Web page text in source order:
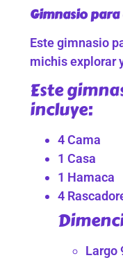
Gimnasio para
Este gimnasio
michis explorar
Este
incluye:
4 Cama
1 Casa
1 Hamaca
4
Largo